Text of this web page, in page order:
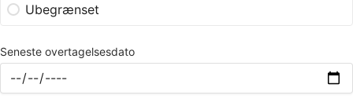
Ubegrænset
Seneste overtagelsesdato